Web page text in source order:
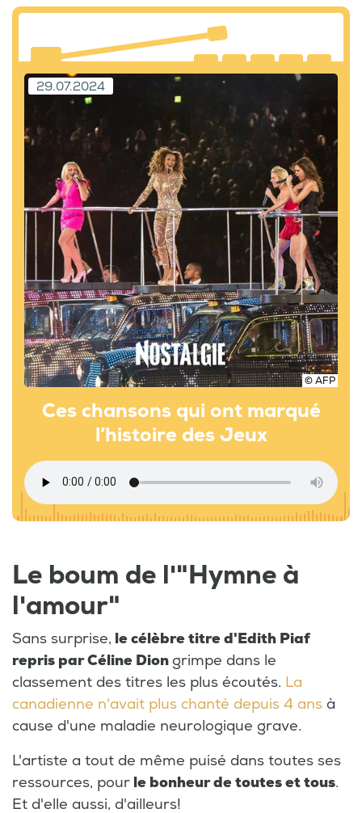
© AFP
29.07.2024
Ces chansons qui ont marqué
l’histoire des Jeux
Le boum de l'"Hymne à
l'amour"
Sans surprise, le célèbre titre d'Edith Piaf
repris par Céline Diongrimpe dans le
classement des titres les plus écoutés. La
canadienne n'avait plus chanté depuis 4 ans à
cause d'une maladie neurologique grave.
L'artiste a tout de même puisé dans toutes ses
ressources, pour le bonheur de toutes et tous.
Et d'elle aussi, d'ailleurs!